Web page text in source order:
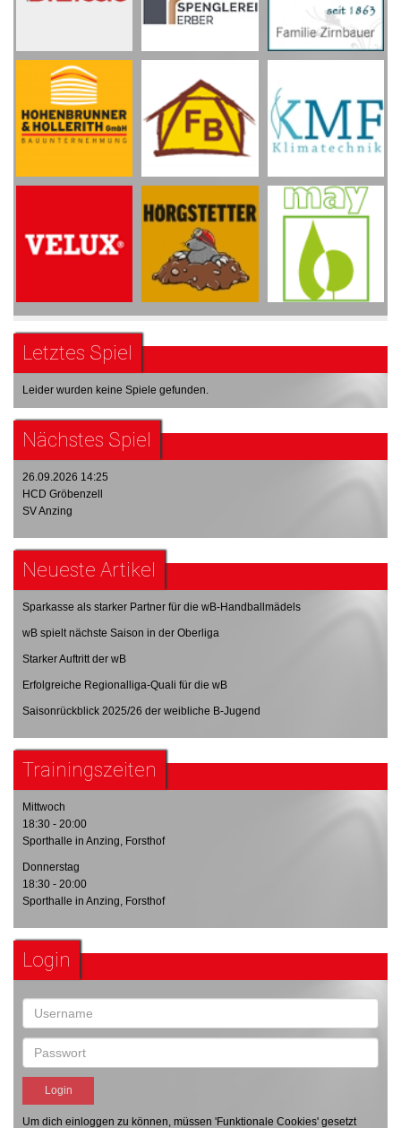
Letztes Spiel
Leider wurden keine Spiele gefunden.
Nächstes Spiel
26.09.2026 14:25
HCD Gröbenzell
SV Anzing
Neueste Artikel
Sparkasse als starker Partner für die wB-Handballmädels
wB spielt nächste Saison in der Oberliga
Starker Auftritt der wB
Erfolgreiche Regionalliga-Quali für die wB
Saisonrückblick 2025/26 der weibliche B-Jugend
Trainingszeiten
Mittwoch
18:30 - 20:00
Sporthalle in Anzing, Forsthof
Donnerstag
18:30 - 20:00
Sporthalle in Anzing, Forsthof
Login
Um dich einloggen zu können, müssen 'Funktionale Cookies' gesetzt